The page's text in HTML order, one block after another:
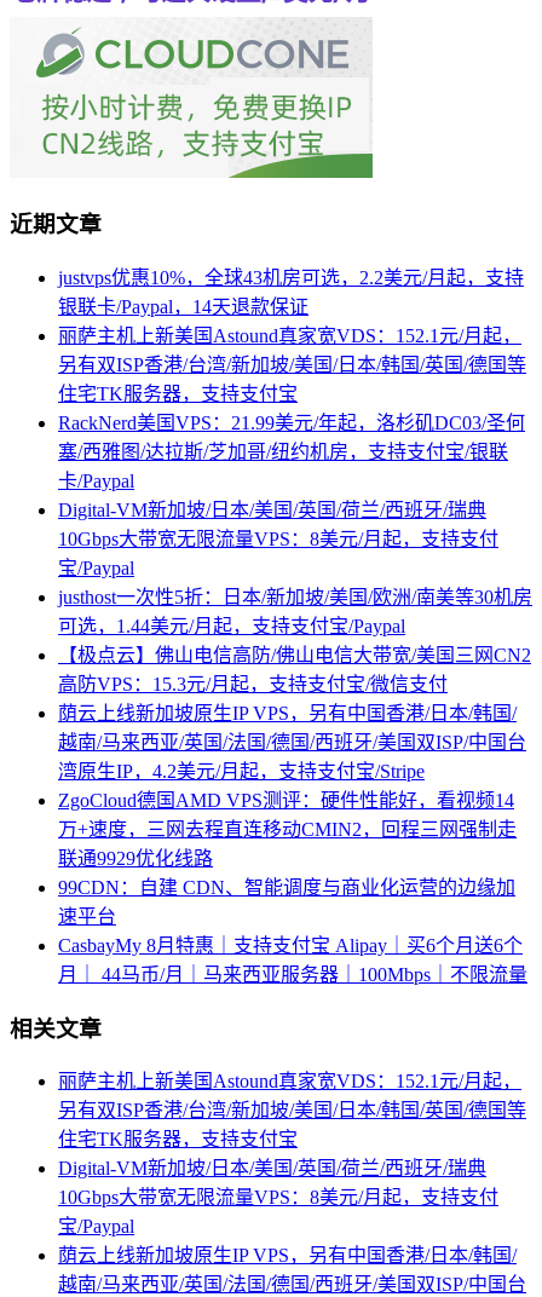
近期文章
justvps优惠10%，全球43机房可选，2.2美元/月起，支持
银联卡/Paypal，14天退款保证
丽萨主机上新美国Astound真家宽VDS：152.1元/月起，
另有双ISP香港/台湾/新加坡/美国/日本/韩国/英国/德国等
住宅TK服务器，支持支付宝
RackNerd美国VPS：21.99美元/年起，洛杉矶DC03/圣何
塞/西雅图/达拉斯/芝加哥/纽约机房，支持支付宝/银联
卡/Paypal
Digital-VM新加坡/日本/美国/英国/荷兰/西班牙/瑞典
10Gbps大带宽无限流量VPS：8美元/月起，支持支付
宝/Paypal
justhost一次性5折：日本/新加坡/美国/欧洲/南美等30机房
可选，1.44美元/月起，支持支付宝/Paypal
【极点云】佛山电信高防/佛山电信大带宽/美国三网CN2
高防VPS：15.3元/月起，支持支付宝/微信支付
荫云上线新加坡原生IP VPS，另有中国香港/日本/韩国/
越南/马来西亚/英国/法国/德国/西班牙/美国双ISP/中国台
湾原生IP，4.2美元/月起，支持支付宝/Stripe
ZgoCloud德国AMD VPS测评：硬件性能好，看视频14
万+速度，三网去程直连移动CMIN2，回程三网强制走
联通9929优化线路
99CDN：自建 CDN、智能调度与商业化运营的边缘加
速平台
CasbayMy 8月特惠｜支持支付宝 Alipay｜买6个月送6个
月｜ 44马币/月｜马来西亚服务器｜100Mbps｜不限流量
相关文章
丽萨主机上新美国Astound真家宽VDS：152.1元/月起，
另有双ISP香港/台湾/新加坡/美国/日本/韩国/英国/德国等
住宅TK服务器，支持支付宝
Digital-VM新加坡/日本/美国/英国/荷兰/西班牙/瑞典
10Gbps大带宽无限流量VPS：8美元/月起，支持支付
宝/Paypal
荫云上线新加坡原生IP VPS，另有中国香港/日本/韩国/
越南/马来西亚/英国/法国/德国/西班牙/美国双ISP/中国台